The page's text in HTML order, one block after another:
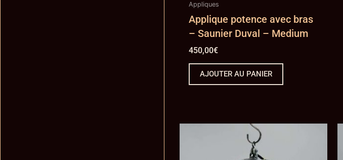
Appliques
Applique potence avec bras
– Saunier Duval – Medium
450,00€
AJOUTER AU PANIER